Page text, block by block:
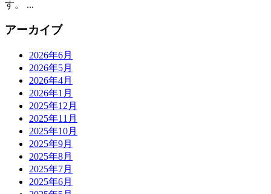
す。 ...
アーカイブ
2026年6月
2026年5月
2026年4月
2026年1月
2025年12月
2025年11月
2025年10月
2025年9月
2025年8月
2025年7月
2025年6月